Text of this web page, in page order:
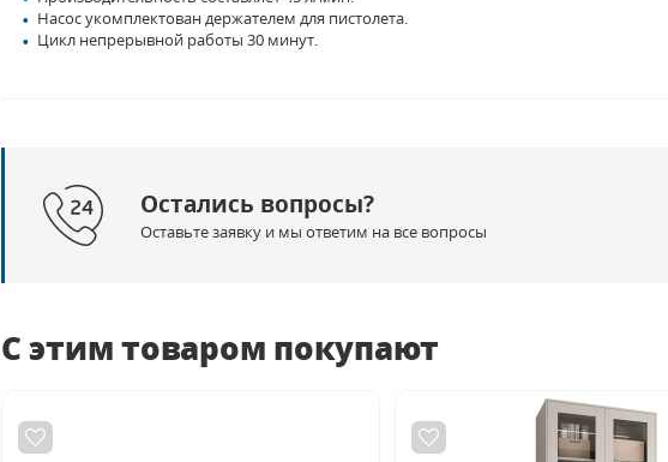
Насос укомплектован держателем для пистолета.
Цикл непрерывной работы 30 минут.
Остались вопросы?
Оставьте заявку и мы ответим на все вопросы
С этим товаром покупают